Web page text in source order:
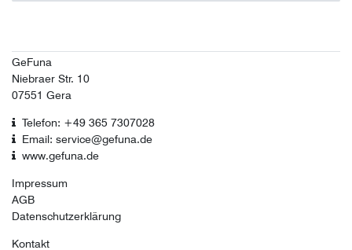
GeFuna
Niebraer Str. 10
07551 Gera
Telefon: +49 365 7307028
Email: service@gefuna.de
www.gefuna.de
Impressum
AGB
Datenschutzerklärung
Kontakt